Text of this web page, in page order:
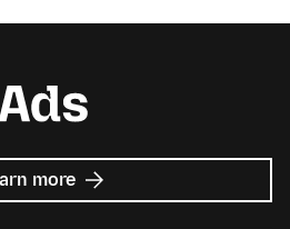
more about
Mozilla